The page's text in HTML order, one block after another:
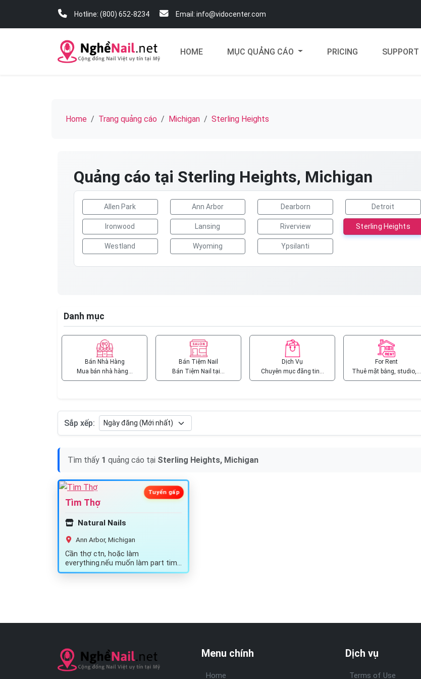
Hotline: (800) 652-8234 Email: info@vidocenter.com
HOME MỤC QUẢNG CÁO PRICING SUPPORT
Home Trang quảng cáo Michigan Sterling Heights
Quảng cáo tại Sterling Heights, Michigan
Allen Park Ann Arbor Dearborn Detroit
Ironwood Lansing Riverview Sterling Heights
Westland Wyoming Ypsilanti
Danh mục
Bán Nhà Hàng
Mua bán nhà hàng…
Bán Tiệm Nail
Bán Tiệm Nail tại…
Dịch Vụ
Chuyên mục đăng tin…
For Rent
Thuê mặt bằng, studio,…
Sắp xếp:
Tìm thấy 1 quảng cáo tại Sterling Heights, Michigan
Tuyển gấp
Tìm Thợ
Natural Nails
Ann Arbor, Michigan
Cần thợ ctn, hoặc làm
everything.nếu muốn làm part time
cũng được ,có thể nhận check,
Menu chính
Home
Dịch vụ
Terms of Use